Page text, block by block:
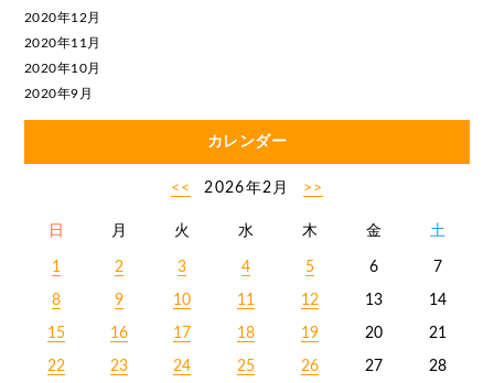
2020年12月
2020年11月
2020年10月
2020年9月
カレンダー
<< 2026年2月 >>
日 月 火 水 木 金 土
1 2 3 4 5 6 7
8 9 10 11 12 13 14
15 16 17 18 19 20 21
22 23 24 25 26 27 28